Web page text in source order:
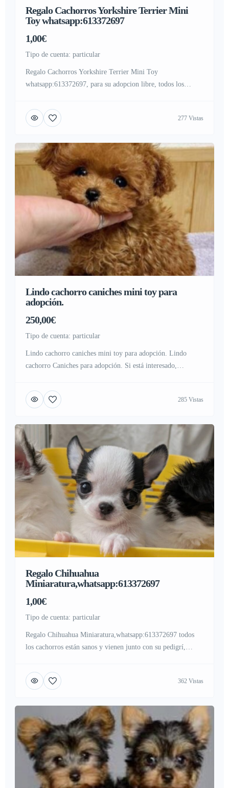
Regalo Cachorros Yorkshire Terrier Mini
Toy whatsapp:613372697
1,00€
tipo de cuenta: particular
Regalo Cachorros Yorkshire Terrier Mini Toy
whatsapp:613372697, para su adopcion libre, todos los
Vacunados, desparasitados y con microchip. Amplías
garantías sanitarias. son machos y hembras.Contacta atra vez
whatsapp:613372697 para mas.
277 Vistas
Lindo cachorro caniches mini toy para
adopción.
250,00€
tipo de cuenta: particular
Lindo cachorro caniches mini toy para adopción. Lindo
cachorro Caniches para adopción. Si está interesado,
+34662528224
285 Vistas
Regalo Chihuahua
Miniaratura,whatsapp:613372697
1,00€
tipo de cuenta: particular
Regalo Chihuahua Miniaratura,whatsapp:613372697 todos
los cachorros están sanos y vienen junto con su pedigrí,
garantías sanitarias. son machos y hembras.Contacta con su
whatsapp:613372697 para mas.
362 Vistas